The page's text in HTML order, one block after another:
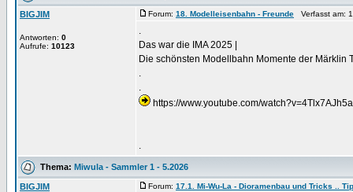
BIGJIM
Antworten: 0
Aufrufe: 10123
Forum: 18. Modelleisenbahn - Freunde Verfasst am:
.
Das war die IMA 2025 |
Die schönsten Modellbahn Momente der Märklin
.
.
https://www.youtube.com/
.
Thema: Miwula - Sammler 1 - 5.2026
BIGJIM Forum: 17.1. Mi-Wu-La - Dioramenbau und Tricks ..